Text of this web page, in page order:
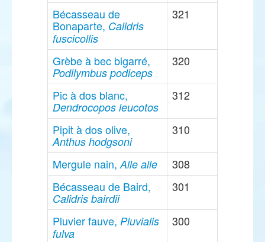
Bécasseau de
Bonaparte, Calidris
fuscicollis
321
Grèbe à bec bigarré,
Podilymbus podiceps
320
Pic à dos blanc,
Dendrocopos leucotos
312
Pipit à dos olive,
Anthus hodgsoni
310
Mergule nain,Alle alle
308
Bécasseau de Baird,
Calidris bairdii
301
Pluvier fauve, Pluvialis
fulva
300